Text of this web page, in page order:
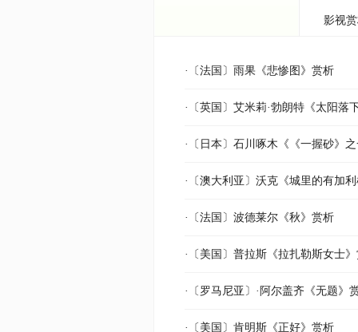
影视
·〔法国〕雨果《悲惨图》赏析
·〔英国〕艾米莉·勃朗特《太阳落
·〔日本〕石川啄木《《一握砂》
·〔澳大利亚〕沃克《城里的有加
·〔法国〕波德莱尔《秋》赏析
·〔美国〕普拉斯《拉扎勒斯女士
·〔罗马尼亚〕·阿尔盖齐《无题》
·〔美国〕肯明斯《正好》赏析